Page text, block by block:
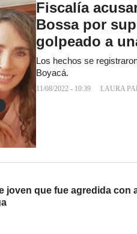
Fiscalía
Bossa por
golpeado a
Los hechos se
Boyacá.
11/08/2022 - 10:39 LAURA
joven que fue agredida con